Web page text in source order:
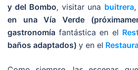
y del Bombo, visitar una buitrera
en una Vía Verde
gastronomía fantástica en el
baños adaptados) y en el